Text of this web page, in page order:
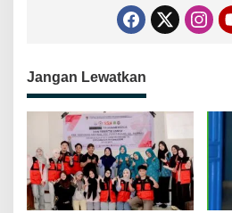
Jangan Lewatkan